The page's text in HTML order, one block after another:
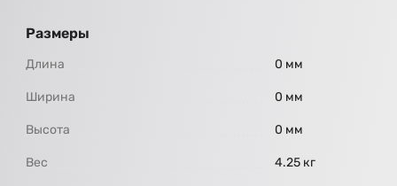
Размеры
Длина 0 мм
Ширина 0 мм
Высота 0 мм
Вес 4.25 кг